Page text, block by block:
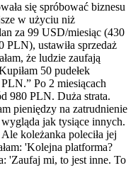
się spróbować biznesu
w użyciu niż
za 99 USD/miesiąc (430
PLN), ustawiła sprzedaż
że ludzie zaufają
50 pudełek
Po 2 miesiącach
980 PLN. Duża strata.
pieniędzy na zatrudnienie
jak tysiące innych.
koleżanka poleciła jej
'Kolejna platforma?
'Zaufaj mi, to jest inne. To